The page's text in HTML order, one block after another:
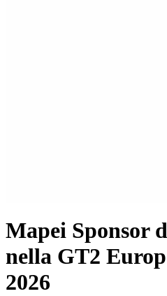
Mapei Sponsor
nella GT2
2026